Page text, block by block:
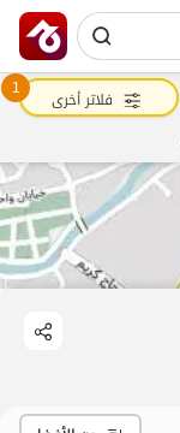
3 مليون ت 4.9
1 فلاتر أخرى